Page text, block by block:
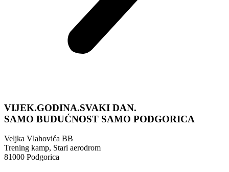
VIJEK.GODINA.SVAKI DAN.
SAMO BUDUĆNOST SAMO PODGORICA
Veljka Vlahovića BB
Trening kamp, Stari aerodrom
81000 Podgorica